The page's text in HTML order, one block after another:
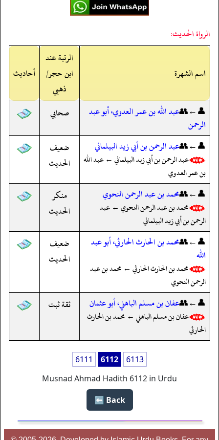
الرواة الحديث:
اسم الشهرة
الرتبة عند
ابن حجر/
ذهبي
أحاديث
👤←👥عبد الله بن عمر العدوي، أبو عبد
الرحمن
صحابي
👤←👥عبد الرحمن بن أبي زيد البيلماني
عبد الرحمن بن أبي زيد البيلماني ← عبد الله
بن عمر العدوي
ضعيف
الحديث
👤←👥محمد بن عبد الرحمن النحوي
محمد بن عبد الرحمن النحوي ← عبد
الرحمن بن أبي زيد البيلماني
منكر
الحديث
👤←👥محمد بن الحارث الحارثي، أبو عبد
الله
محمد بن الحارث الحارثي ← محمد بن عبد
الرحمن النحوي
ضعيف
الحديث
👤←👥عفان بن مسلم الباهلي، أبو عثمان
عفان بن مسلم الباهلي ← محمد بن الحارث
الحارثي
ثقة ثبت
6111 6112
6113
Musnad Ahmad Hadith 6112 in Urdu
Back ⬅️